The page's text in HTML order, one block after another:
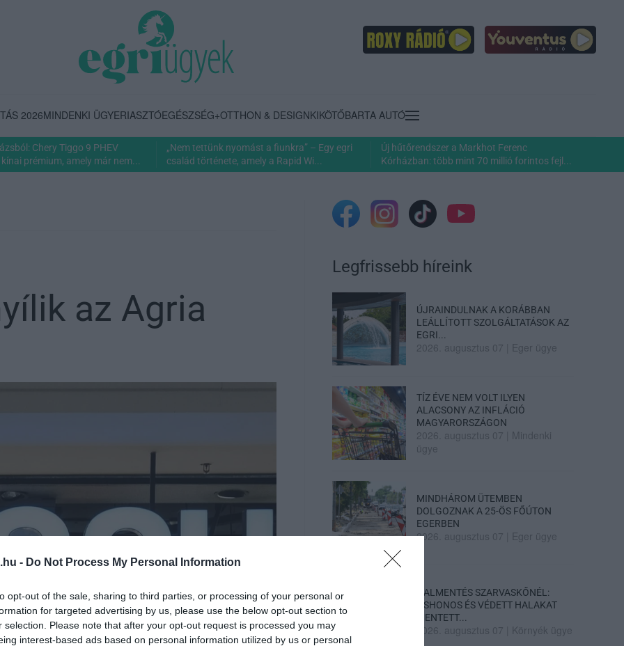
- Do Not Process My Personal Information
opt-out of the sale, sharing to third parties, or processing of your personal or
for targeted advertising by us, please use the below opt-out section to
selection. Please note that after your opt-out request is processed you may
interest-based ads based on personal information utilized by us or personal
2026MINDENKI ÜGYERIASZTÓEGÉSZSÉG+OTTHON & DESIGNKIKÖTŐBARTA AUTÓ
Chery Tiggo 9 PHEV
prémium, amely már nem...
„Nem tettünk nyomást a fiunkra” – Egy egri
család története, amely a Rapid Wi...
Új hűtőrendszer a Markhot Ferenc
Kórházban: több mint 70 millió forintos fejl...
az Agria
Legfrissebb híreink
ÚJRAINDULNAK A KORÁBBAN
LEÁLLÍTOTT SZOLGÁLTATÁSOK AZ
EGRI...
2026. augusztus 07 Eger ügye
TÍZ ÉVE NEM VOLT ILYEN
ALACSONY AZ INFLÁCIÓ
MAGYARORSZÁGON
2026. augusztus 07
Mindenki
ügye
MINDHÁROM ÜTEMBEN
DOLGOZNAK A 25-ÖS FŐÚTON
EGERBEN
2026. augusztus 07 Eger ügye
HALMENTÉS SZARVASKŐNÉL:
ŐSHONOS ÉS VÉDETT HALAKAT
MENTETT...
2026. augusztus 07 Környék ügye